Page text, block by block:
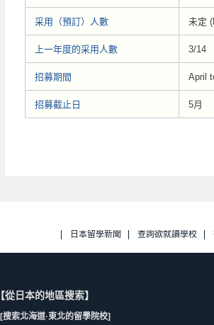
采用（預訂）人數 未定
上一年度的采用人數 3/14
招募期間 April
招募截止日 5月
日本留學新聞 查詢欲就讀學校
【從日本的地區搜索】
[搜索北海道·東北的留學院校]